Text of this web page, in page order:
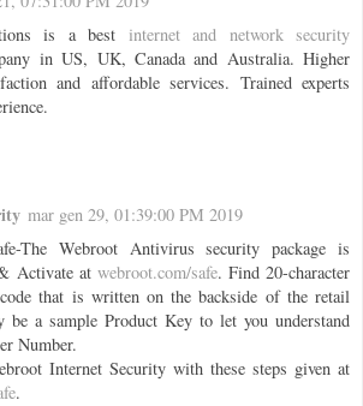
is a best internet and network security
in US, UK, Canada and Australia. Higher
and affordable services. Trained experts
mar gen 29, 01:39:00 PM 2019
The Webroot Antivirus security package is
Activate at webroot.com/safe. Find 20-character
that is written on the backside of the retail
be a sample Product Key to let you understand
Number.
Internet Security with these steps given at
.